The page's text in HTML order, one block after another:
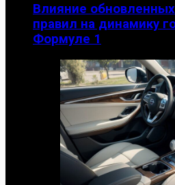
Влияние
правил на динамику
Формуле 1